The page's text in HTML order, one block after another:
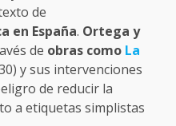
de
en España. Ortega y
de obras como La
y sus intervenciones
de reducir la
a etiquetas simplistas